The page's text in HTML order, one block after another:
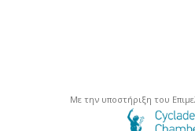
Με την υποστήριξη του